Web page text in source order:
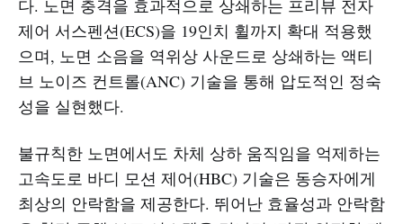
다. 노면 충격을 효과적으로 상쇄하는 프리뷰 전자
제어 서스펜션(ECS)을 19인치 휠까지 확대 적용했
으며, 노면 소음을 역위상 사운드로 상쇄하는 액티
브 노이즈 컨트롤(ANC) 기술을 통해 압도적인 정숙
성을 실현했다.
불규칙한 노면에서도 차체 상하 움직임을 억제하는
고속도로 바디 모션 제어(HBC) 기술은 동승자에게
최상의 안락함을 제공한다. 뛰어난 효율성과 안락함